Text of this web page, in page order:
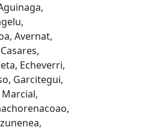
Avernat,
Echeverri,
Garcitegui,